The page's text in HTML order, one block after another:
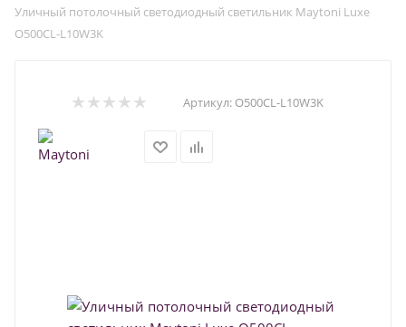
Уличный потолочный светодиодный светильник Maytoni Luxe
O500CL-L10W3K
Артикул: O500CL-L10W3K